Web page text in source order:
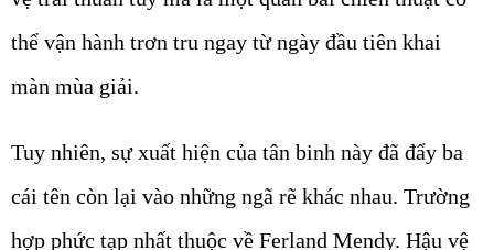
thể vận hành trơn tru ngay từ ngày đầu tiên khai
màn mùa giải.
Tuy nhiên, sự xuất hiện của tân binh này đã đẩy ba
cái tên còn lại vào những ngã rẽ khác nhau. Trường
hợp phức tạp nhất thuộc về Ferland Mendy. Hậu vệ